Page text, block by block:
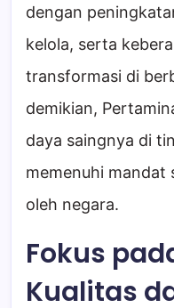
dengan
kelola, serta
transformasi di
demikian,
daya saingnya di
memenuhi mandat
oleh negara.
Fokus
Kualitas